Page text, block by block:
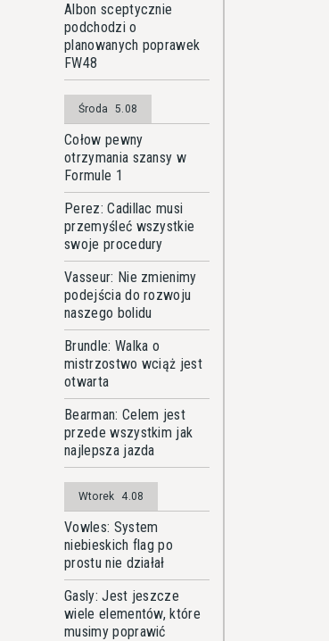
Albon sceptycznie
podchodzi o
planowanych poprawek
FW48
Środa 5.08
Cołow pewny
otrzymania szansy w
Formule 1
Perez: Cadillac musi
przemyśleć wszystkie
swoje procedury
Vasseur: Nie zmienimy
podejścia do rozwoju
naszego bolidu
Brundle: Walka o
mistrzostwo wciąż jest
otwarta
Bearman: Celem jest
przede wszystkim jak
najlepsza jazda
Wtorek 4.08
Vowles: System
niebieskich flag po
prostu nie działał
Gasly: Jest jeszcze
wiele elementów, które
musimy poprawić